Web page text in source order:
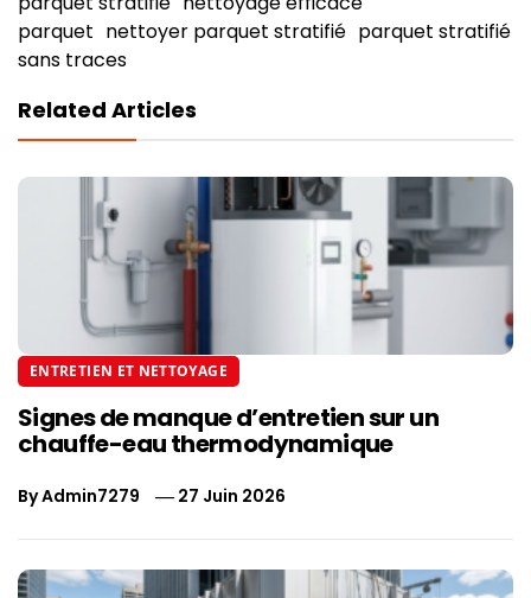
parquet nettoyer parquet stratifié parquet stratifié
sans traces
Related Articles
ENTRETIEN ET NETTOYAGE
Signes de manque d’entretien sur un
chauffe-eau thermodynamique
ByAdmin7279 27 Juin 2026